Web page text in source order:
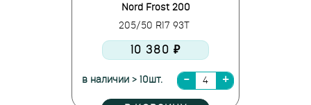
Nord Frost 200
205/50 R17 93T
10 380 ₽
в наличии > 10шт.